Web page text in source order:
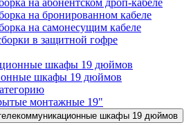
на абонентском дроп-кабеле
на бронированном кабеле
на самонесущим кабеле
в защитной гофре
шкафы 19 дюймов
монтажные 19"
шкафы 19 дюймов